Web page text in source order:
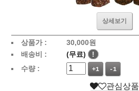
상세보기
상품가 : 30,000원
배송비 :
(무료)
!
수량 :
+1 -1
관심상품